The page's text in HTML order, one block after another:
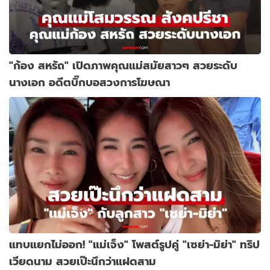
"ก้อง สหรัถ" เปิดภาพคุณแม่สมัยสาวๆ สวยระดับ
นางเอก อดีตบิ๊กบอสวงการโฆษณา
แทบแยกไม่ออก! "แม่เจ็ง" โพสต์รูปคู่ "เซย่า-มิย่า" ทริป
เวียดนาม สวยเป๊ะนึกว่าแฝดสาม